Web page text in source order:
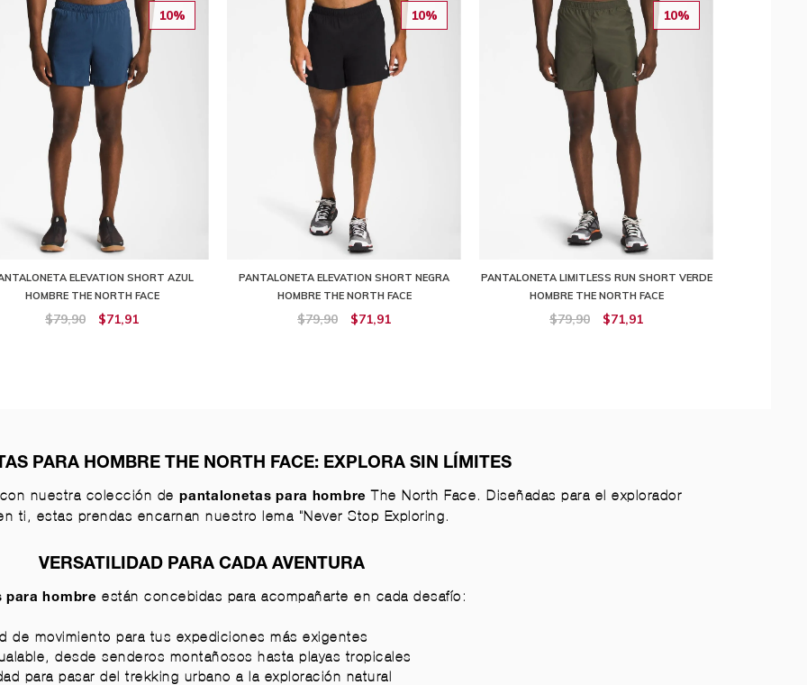
10%
ELEVATION SHORT AZUL
HOMBRE THE NORTH FACE
$79,90 $71,91
10%
PANTALONETA ELEVATION SHORT NEGRA
HOMBRE THE NORTH FACE
$79,90 $71,91
10%
PANTALONETA LIMITLESS RUN SHORT VERDE
HOMBRE THE NORTH FACE
$79,90 $71,91
PARA HOMBRE THE NORTH FACE: EXPLORA SIN LÍMITES
nuestra colección depantalonetas para hombre The North Face. Diseñadas para el explorador
ti, estas prendas encarnan nuestro lema "Never Stop Exploring.
VERSATILIDAD PARA CADA AVENTURA
para hombre están concebidas para acompañarte en cada desafío:
de movimiento para tus expediciones más exigentes
desde senderos montañosos hasta playas tropicales
para pasar del trekking urbano a la exploración natural